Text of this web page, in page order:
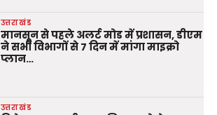
उत्तराखंड
मानसून से पहले अलर्ट मोड में प्रशासन, डीएम
ने सभी विभागों से 7 दिन में मांगा माइक्रो
प्लान…
उत्तराखंड